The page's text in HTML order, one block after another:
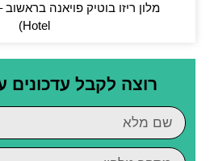
Hotel)
רוצה לקבל עדכונים